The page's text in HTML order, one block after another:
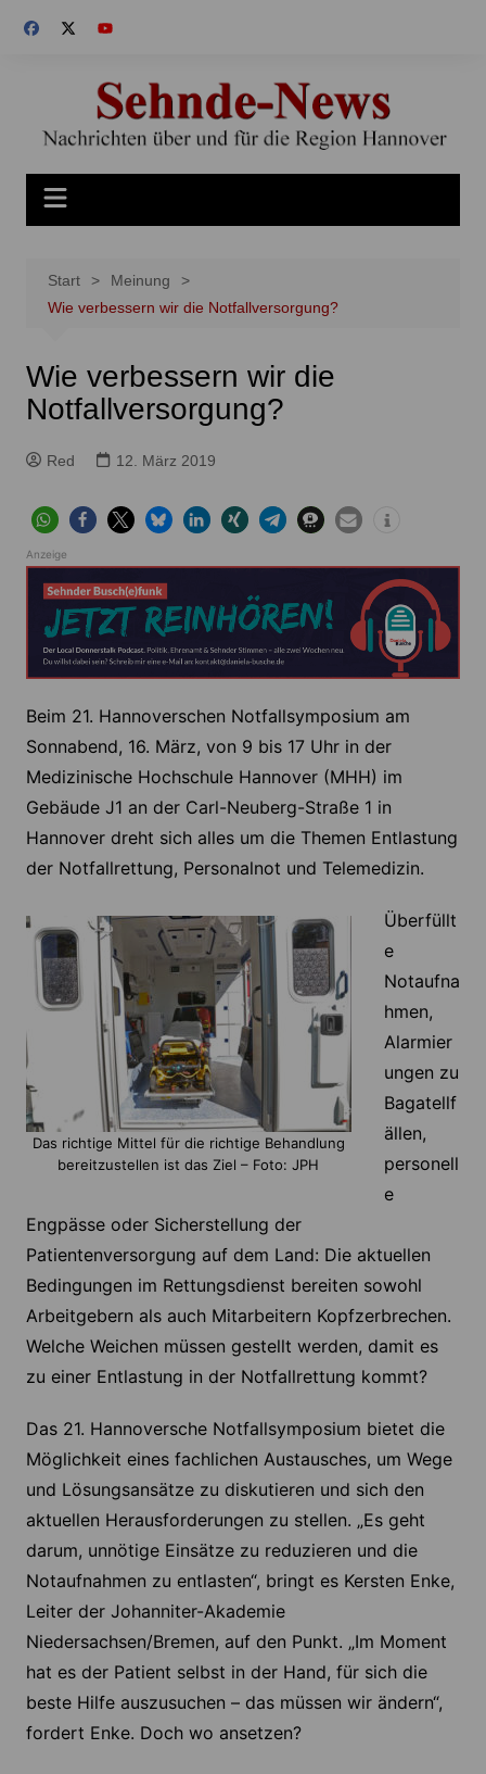
Inhalt
Start
Meinung
Wie verbessern wir die Notfallversorgung?
Wie verbessern wir die
Notfallversorgung?
Red 12. März 2019
Anzeige
Beim 21. Hannoverschen Notfallsymposium am
Sonnabend, 16. März, von 9 bis 17 Uhr in der
Medizinische Hochschule Hannover (MHH) im
Gebäude J1 an der Carl-Neuberg-Straße 1 in
Hannover dreht sich alles um die Themen Entlastung
der Notfallrettung, Personalnot und Telemedizin.
Das richtige Mittel für die richtige Behandlung
bereitzustellen ist das Ziel – Foto: JPH
Überfüllt
e
Notaufna
hmen,
Alarmier
ungen zu
Bagatellf
ällen,
personell
e
Engpässe oder Sicherstellung der
Patientenversorgung auf dem Land: Die aktuellen
Bedingungen im Rettungsdienst bereiten sowohl
Arbeitgebern als auch Mitarbeitern Kopfzerbrechen.
Welche Weichen müssen gestellt werden, damit es
zu einer Entlastung in der Notfallrettung kommt?
Das 21. Hannoversche Notfallsymposium bietet die
Möglichkeit eines fachlichen Austausches, um Wege
und Lösungsansätze zu diskutieren und sich den
aktuellen Herausforderungen zu stellen. „Es geht
darum, unnötige Einsätze zu reduzieren und die
Notaufnahmen zu entlasten“, bringt es Kersten Enke,
Leiter der Johanniter-Akademie
Niedersachsen/Bremen, auf den Punkt. „Im Moment
hat es der Patient selbst in der Hand, für sich die
beste Hilfe auszusuchen – das müssen wir ändern“,
fordert Enke. Doch wo ansetzen?